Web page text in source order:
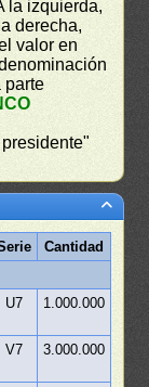
la izquierda,
derecha,
valor en
parte
Cantidad
U7 1.000.000
V7 3.000.000